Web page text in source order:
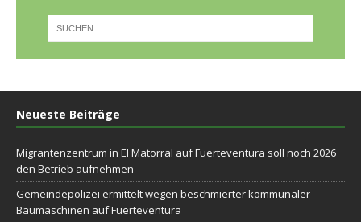
Neueste Beiträge
Migrantenzentrum in El Matorral auf Fuerteventura soll noch 2026
den Betrieb aufnehmen
Gemeindepolizei ermittelt wegen beschmierter kommunaler
Baumaschinen auf Fuerteventura